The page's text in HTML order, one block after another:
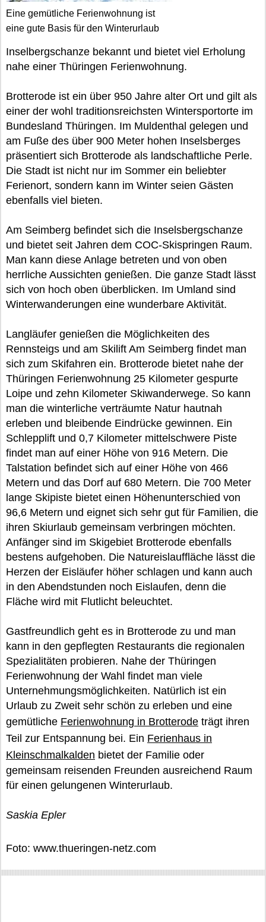
Eine gemütliche Ferienwohnung ist
eine gute Basis für den Winterurlaub
Inselbergschanze bekannt und bietet viel Erholung
nahe einer Thüringen Ferienwohnung.
Brotterode ist ein über 950 Jahre alter Ort und gilt als
einer der wohl traditionsreichsten Wintersportorte im
Bundesland Thüringen. Im Muldenthal gelegen und
am Fuße des über 900 Meter hohen Inselsberges
präsentiert sich Brotterode als landschaftliche Perle.
Die Stadt ist nicht nur im Sommer ein beliebter
Ferienort, sondern kann im Winter seien Gästen
ebenfalls viel bieten.
Am Seimberg befindet sich die Inselsbergschanze
und bietet seit Jahren dem COC-Skispringen Raum.
Man kann diese Anlage betreten und von oben
herrliche Aussichten genießen. Die ganze Stadt lässt
sich von hoch oben überblicken. Im Umland sind
Winterwanderungen eine wunderbare Aktivität.
Langläufer genießen die Möglichkeiten des
Rennsteigs und am Skilift Am Seimberg findet man
sich zum Skifahren ein. Brotterode bietet nahe der
Thüringen Ferienwohnung 25 Kilometer gespurte
Loipe und zehn Kilometer Skiwanderwege. So kann
man die winterliche verträumte Natur hautnah
erleben und bleibende Eindrücke gewinnen. Ein
Schlepplift und 0,7 Kilometer mittelschwere Piste
findet man auf einer Höhe von 916 Metern. Die
Talstation befindet sich auf einer Höhe von 466
Metern und das Dorf auf 680 Metern. Die 700 Meter
lange Skipiste bietet einen Höhenunterschied von
96,6 Metern und eignet sich sehr gut für Familien, die
ihren Skiurlaub gemeinsam verbringen möchten.
Anfänger sind im Skigebiet Brotterode ebenfalls
bestens aufgehoben. Die Natureislauffläche lässt die
Herzen der Eisläufer höher schlagen und kann auch
in den Abendstunden noch Eislaufen, denn die
Fläche wird mit Flutlicht beleuchtet.
Gastfreundlich geht es in Brotterode zu und man
kann in den gepflegten Restaurants die regionalen
Spezialitäten probieren. Nahe der Thüringen
Ferienwohnung der Wahl findet man viele
Unternehmungsmöglichkeiten. Natürlich ist ein
Urlaub zu Zweit sehr schön zu erleben und eine
gemütliche Ferienwohnung in Brotterode trägt ihren
Teil zur Entspannung bei. Ein Ferienhaus in
Kleinschmalkalden bietet der Familie oder
gemeinsam reisenden Freunden ausreichend Raum
für einen gelungenen Winterurlaub.
Saskia Epler
Foto: www.thueringen-netz.com